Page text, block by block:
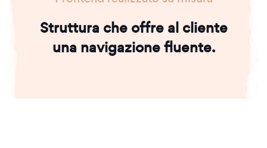
Struttura che offre al cliente
una navigazione fluente.